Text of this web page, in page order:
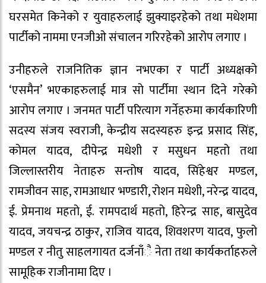
घरसमेत किनेको र युवाहरुलाई झुक्याइरहेको तथा मधेशमा
पार्टीको नाममा एनजीओ संचालन गरिरहेको आरोप लगाए ।
उनीहरुले राजनितिक ज्ञान नभएका र पार्टी अध्यक्षको
‘एसमैन’ भएकाहरुलाई मात्र सो पार्टीमा स्थान दिने गरेको
आरोप लगाए । जनमत पार्टी परित्याग गर्नेहरुमा कार्यकारिणी
सदस्य संजय स्वराजी, केन्द्रीय सदस्यहरु इन्द्र प्रसाद सिंह,
कोमल यादव, दीपेन्द्र मधेशी र मसुधन महतो तथा
जिल्लास्तरीय नेताहरु सन्तोष यादव, सिंहेश्वर मण्डल,
रामजीवन साह, रामआधार भण्डारी, रोशन मधेशी, नरेन्द्र यादव,
ई. प्रेमनाथ महतो, ई. रामपदार्थ महतो, हिरेन्द्र साह, बासुदेव
यादव, जयचन्द्र ठाकुर, राजिव यादव, शिवशरण यादव, फुलो
मण्डल र नीतु साहलगायत दर्जनाँै नेता तथा कार्यकर्ताहरुले
सामूहिक राजीनामा दिए ।